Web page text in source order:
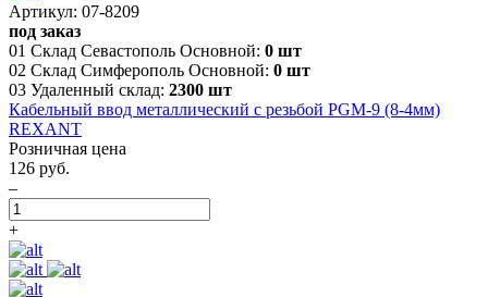
Артикул: 07-8209
под заказ
01 Склад Севастополь Основной: 0 шт
02 Склад Симферополь Основной: 0 шт
03 Удаленный склад: 2300 шт
Кабельный ввод металлический с резьбой PGM-9 (8-4мм)
REXANT
Розничная цена
126 руб.
–
+